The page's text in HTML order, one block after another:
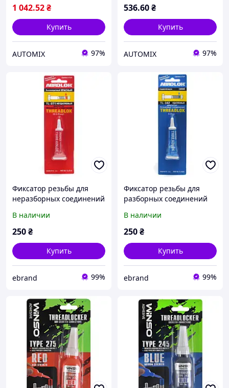
1 042.52₴
Купить
AUTOMIX 97%
536.60₴
Купить
AUTOMIX 97%
Фиксатор резьбы для
неразборных соединений
154340
В наличии
250₴
Купить
ebrand 99%
Фиксатор резьбы для
разборных соединений
В наличии
250₴
Купить
ebrand 99%